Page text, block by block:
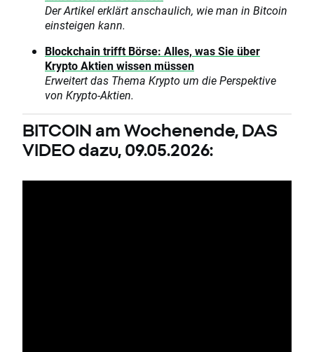
Der Artikel erklärt anschaulich, wie man in Bitcoin
einsteigen kann.
Blockchain trifft Börse: Alles, was Sie über
Krypto Aktien wissen müssen
Erweitert das Thema Krypto um die Perspektive
von Krypto-Aktien.
BITCOIN am Wochenende, DAS
VIDEO dazu, 09.05.2026: